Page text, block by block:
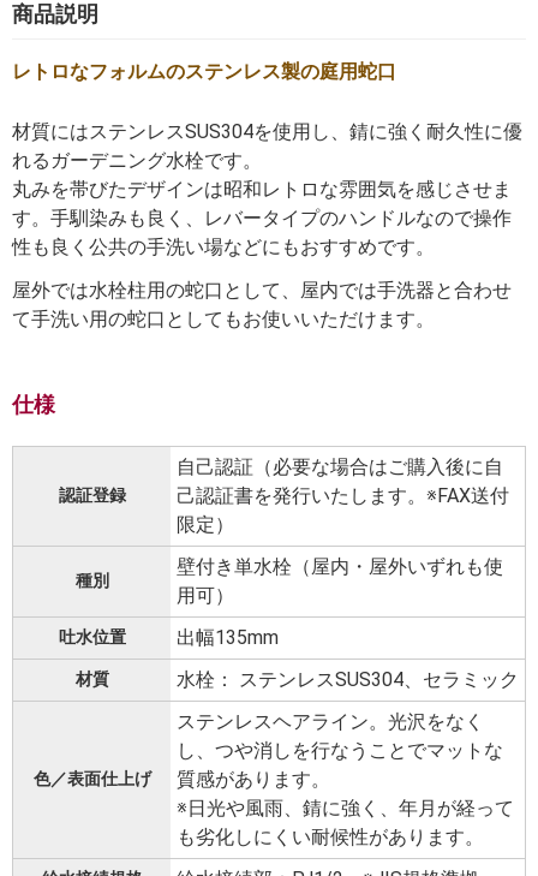
商品説明
レトロなフォルムのステンレス製の庭用蛇口
材質にはステンレスSUS304を使用し、錆に強く耐久性に優
れるガーデニング水栓です。
丸みを帯びたデザインは昭和レトロな雰囲気を感じさせま
す。手馴染みも良く、レバータイプのハンドルなので操作
性も良く公共の手洗い場などにもおすすめです。
屋外では水栓柱用の蛇口として、屋内では手洗器と合わせ
て手洗い用の蛇口としてもお使いいただけます。
仕様
認証登録
自己認証（必要な場合はご購入後に自
己認証書を発行いたします。※FAX送付
限定）
種別
壁付き単水栓（屋内・屋外いずれも使
用可）
吐水位置 出幅135mm
材質 水栓： ステンレスSUS304、セラミック
色／表面仕上げ
ステンレスヘアライン。光沢をなく
し、つや消しを行なうことでマットな
質感があります。
※日光や風雨、錆に強く、年月が経って
も劣化しにくい耐候性があります。